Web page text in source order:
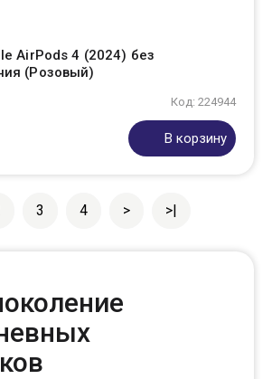
AirPods 4 (2024) без
(Розовый)
Код: 224944
В корзину
3 4 > >|